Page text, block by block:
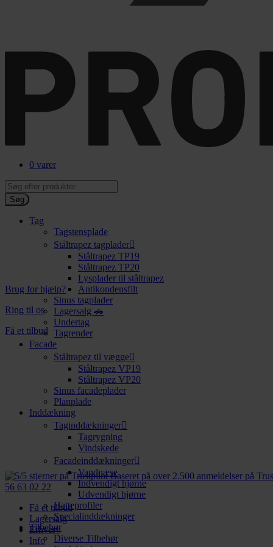
0 varer
Products
search
Søg
Tag
Tagstensplade
Ståltrapez tagplader
Ståltrapez TP19
Ståltrapez TP20
Lysplader til ståltrapez
Antikondensfilt
Sinus tagplader
Lagersalg 🚗
Undertag
Tagrender
Facade
Ståltrapez til vægge
Ståltrapez VP19
Ståltrapez VP20
Sinus facadeplader
Planplade
Inddækning
Taginddækninger
Tagrygning
Vindskede
Facadeinddækninger
Vandnæse
Indvendigt hjørne
Udvendigt hjørne
Hatteprofiler
Specialinddækninger
Tilbehør
Diverse Tilbehør
Brug for hjælp?
Ring til os
Få et tilbud
Baseret på over 2.500 anmeldelser på
56 63 02 22
Få et tilbud
Lagersalg
Erhverv
Info